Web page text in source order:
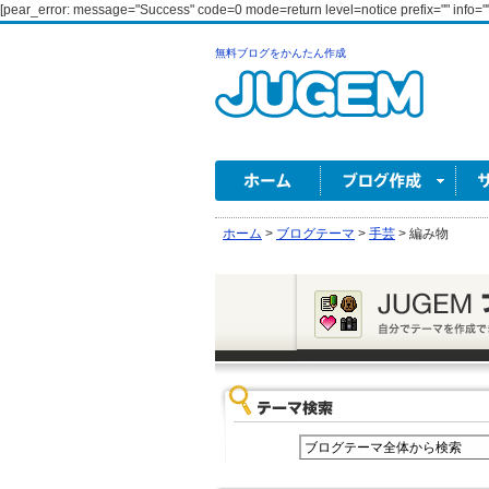
[pear_error: message="Success" code=0 mode=return level=notice prefix=""
無料ブログをかんたん作成
ホーム > ブログテーマ > 手芸 > 編み物